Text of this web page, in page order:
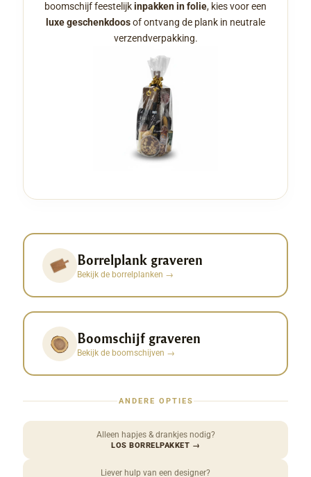
boomschijf feestelijkinpakken in folie, kies voor een
luxe geschenkdoosof ontvang de plank in neutrale
verzendverpakking.
Borrelplank graveren
Bekijk de borrelplanken →
Boomschijf graveren
Bekijk de boomschijven →
ANDERE OPTIES
Alleen hapjes & drankjes nodig?
LOS BORRELPAKKET →
Liever hulp van een designer?